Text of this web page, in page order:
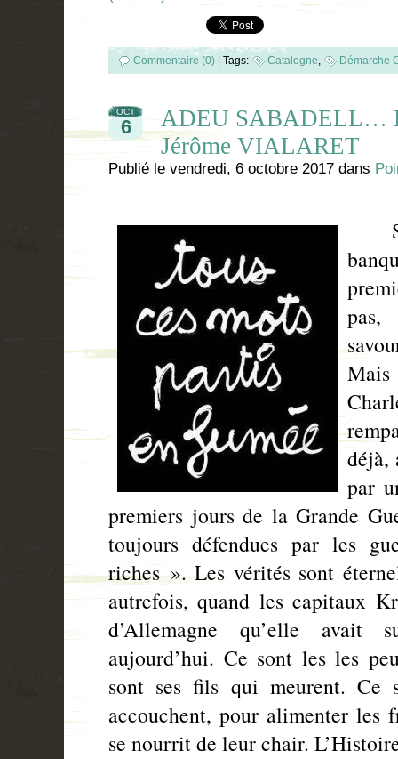
Commentaire (0) | Tags: Catalogne Démarche
OCT
6
ADEU SABADELL…
Jérôme VIALARET
Publié le vendredi, 6 octobre 2017 dans
pas,
déjà,
par
premiers jours de la Grande
toujours défendues par les
riches ». Les vérités sont
autrefois, quand les capitaux
d’Allemagne qu’elle avait
aujourd’hui. Ce sont les les
sont ses fils qui meurent. Ce
accouchent, pour alimenter les
se nourrit de leur chair.